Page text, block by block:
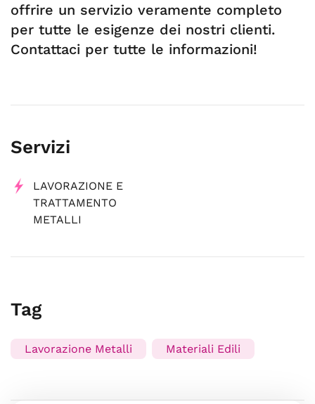
offrire un servizio veramente completo
per tutte le esigenze dei nostri clienti.
Contattaci per tutte le informazioni!
Servizi
LAVORAZIONE E
TRATTAMENTO
METALLI
Tag
Lavorazione Metalli Materiali Edili